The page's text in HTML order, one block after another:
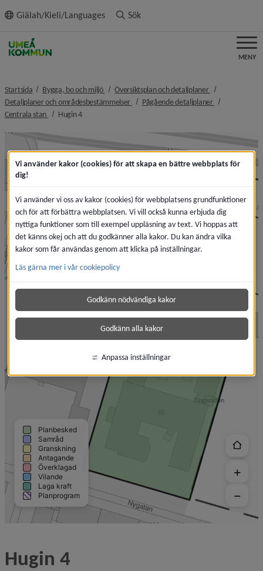
innehållet
Giälah/Kieli/Languages Sök
MENY
Startsida Bygga, bo och miljö nivå i brödsmulenavigeringen
Översiktsplan och detaljplaner nivå i
Detaljplaner och områdesbestämmelser nivå i brödsmulenavigeringen
Pågående detaljplaner nivå i
Centrala stan nivå i brödsmulenavigeringen
Hugin 4nivå i brödsmulenavigeringen
Hugin 4
Vi använder kakor (cookies) för att skapa en bättre webbplats för
dig!
Vi använder vi oss av kakor (cookies) för webbplatsens grundfunktioner
och för att förbättra webbplatsen. Vi vill också kunna erbjuda dig
nyttiga funktioner som till exempel uppläsning av text. Vi hoppas att
det känns okej och att du godkänner alla kakor. Du kan ändra vilka
kakor som får användas genom att klicka på inställningar.
Läs gärna mer i vår cookiepolicy
Godkänn nödvändiga kakor
Godkänn alla kakor
Anpassa inställningar